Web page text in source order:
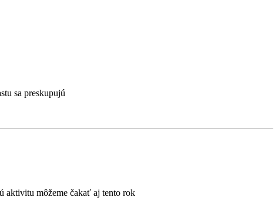
sa preskupujú
aktivitu môžeme čakať aj tento rok